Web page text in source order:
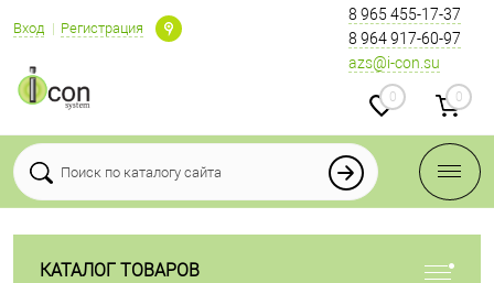
Вход Регистрация
8 965 455-17-37
8 964 917-60-97
azs@i-con.su
0 0
КАТАЛОГ ТОВАРОВ